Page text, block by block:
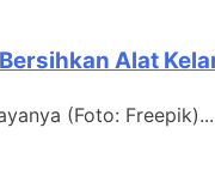
Alat
(Foto: Freepik)...